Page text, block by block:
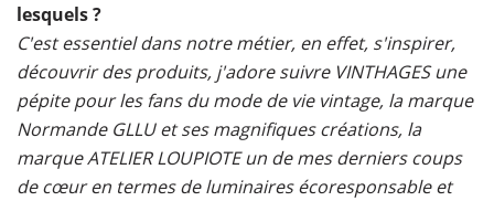
lesquels ?
C'est essentiel dans notre métier, en effet, s'inspirer,
découvrir des produits, j'adore suivre VINTHAGES une
pépite pour les fans du mode de vie vintage, la marque
Normande GLLU et ses magnifiques créations, la
marque ATELIER LOUPIOTE un de mes derniers coups
de cœur en termes de luminaires écoresponsable et